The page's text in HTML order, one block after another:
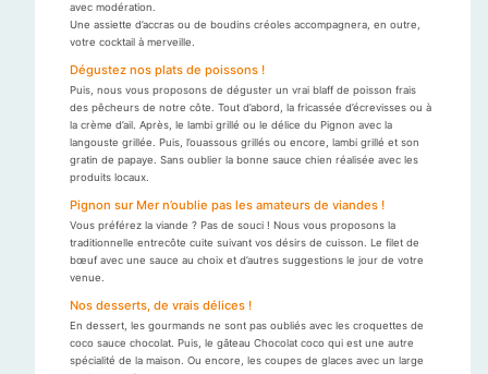
avec modération.
Une assiette d’accras ou de boudins créoles accompagnera, en outre,
votre cocktail à merveille.
Dégustez nos plats de poissons !
Puis, nous vous proposons de déguster un vrai blaff de poisson frais
des pêcheurs de notre côte. Tout d’abord, la fricassée d’écrevisses ou à
la crème d’ail. Après, le lambi grillé ou le délice du Pignon avec la
langouste grillée. Puis, l’ouassous grillés ou encore, lambi grillé et son
gratin de papaye. Sans oublier la bonne sauce chien réalisée avec les
produits locaux.
Pignon sur Mer n’oublie pas les amateurs de viandes !
Vous préférez la viande ? Pas de souci ! Nous vous proposons la
traditionnelle entrecôte cuite suivant vos désirs de cuisson. Le filet de
bœuf avec une sauce au choix et d’autres suggestions le jour de votre
venue.
Nos desserts, de vrais délices !
En dessert, les gourmands ne sont pas oubliés avec les croquettes de
coco sauce chocolat. Puis, le gâteau Chocolat coco qui est une autre
spécialité de la maison. Ou encore, les coupes de glaces avec un large